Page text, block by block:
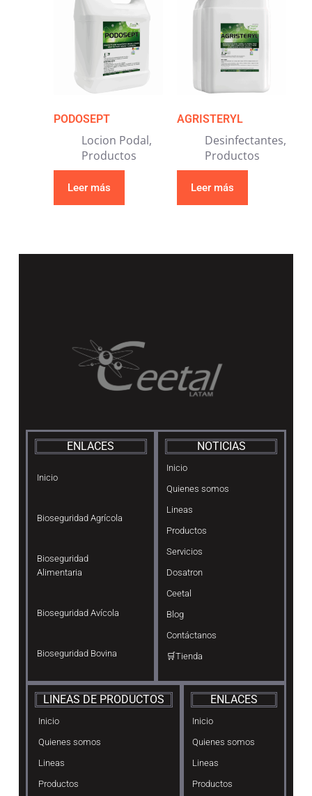
PODOSEPT
Locion Podal,
Productos
Leer más
AGRISTERYL
Desinfectantes,
Productos
Leer más
ENLACES
Inicio
Bioseguridad Agrícola
Bioseguridad
Alimentaria
Bioseguridad Avícola
Bioseguridad Bovina
NOTICIAS
Inicio
Quienes somos
Lineas
Productos
Servicios
Dosatron
Ceetal
Blog
Contáctanos
🛒Tienda
LINEAS DE PRODUCTOS
Inicio
Quienes somos
Lineas
Productos
ENLACES
Inicio
Quienes somos
Lineas
Productos